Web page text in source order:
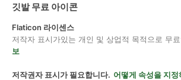
깃발 무료 아이콘
Flaticon 라이센스
저작자 표시가있는 개인 및 상업적 목적으로 무
보
저작권자 표시가 필요합니다. 어떻게 속성을 지정